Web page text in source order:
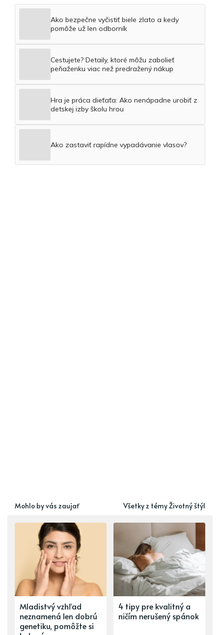
Ako bezpečne vyčistiť biele zlato a kedy
pomôže už len odborník
Cestujete? Detaily, ktoré môžu zabolieť
peňaženku viac než predražený nákup
Hra je práca dieťaťa: Ako nenápadne urobiť z
detskej izby školu hrou
Ako zastaviť rapídne vypadávanie vlasov?
Mohlo by vás zaujať Všetky z témy Životný štýl
Mladistvý vzhľad
neznamená len dobrú
genetiku, pomôžte si
4 tipy pre kvalitný a
ničím nerušený spánok